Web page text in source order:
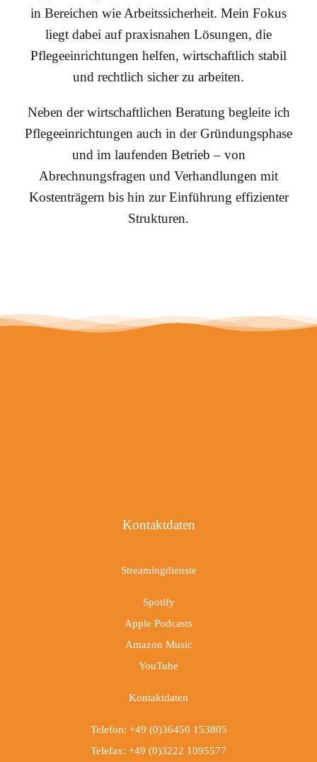
in Bereichen wie Arbeitssicherheit. Mein Fokus
liegt dabei auf praxisnahen Lösungen, die
Pflegeeinrichtungen helfen, wirtschaftlich stabil
und rechtlich sicher zu arbeiten.
Neben der wirtschaftlichen Beratung begleite ich
Pflegeeinrichtungen auch in der Gründungsphase
und im laufenden Betrieb – von
Abrechnungsfragen und Verhandlungen mit
Kostenträgern bis hin zur Einführung effizienter
Strukturen.
Kontaktdaten
Streamingdienste
Spotify
Apple Podcasts
Amazon Music
YouTube
Kontaktdaten
Telefon: +49 (0)36450 153805
Telefax: +49 (0)3222 1095577